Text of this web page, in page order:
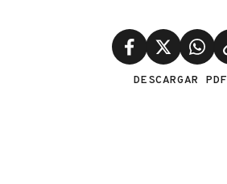
DESCARGAR PDF